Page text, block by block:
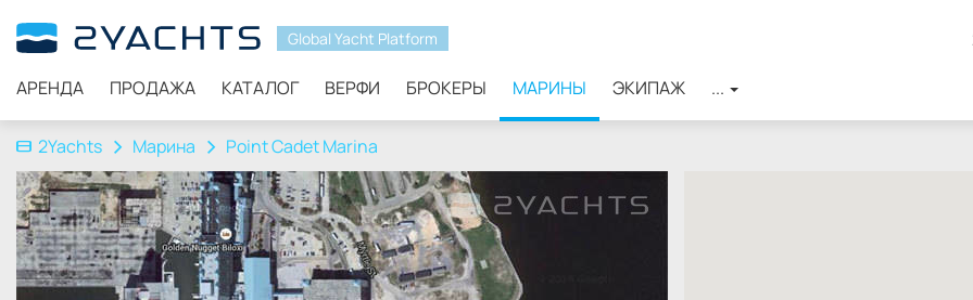
Global Yacht Platform
АРЕНДА ПРОДАЖА КАТАЛОГ ВЕРФИ БРОКЕРЫ МАРИНЫ ЭКИПАЖ ...
2Yachts Марина Point Cadet Marina